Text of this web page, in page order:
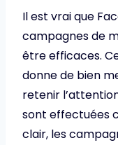
Il est vrai que
campagnes de
être efficaces.
donne de bien
retenir
sont effectuées
clair, les